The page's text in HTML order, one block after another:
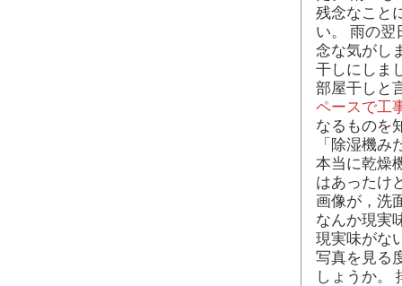
残念なこと
い。 雨の翌
念な気がし
干しにしま
部屋干しと
ペースで工
なるものを
「除湿機
本当に乾燥
はあったけ
画像が，洗
なんか現実
現実味がな
写真を見る
しょうか。